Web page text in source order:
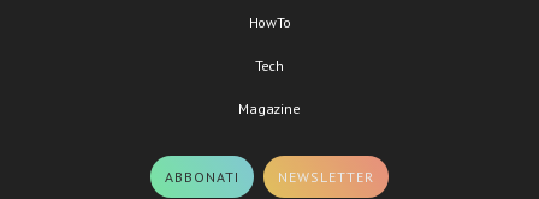
HowTo
Tech
Magazine
ABBONATI NEWSLETTER